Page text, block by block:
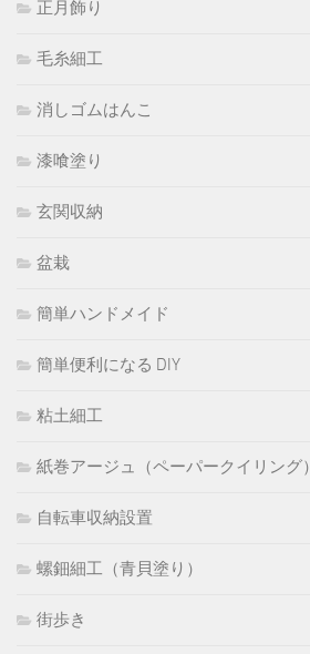
正月飾り
毛糸細工
消しゴムはんこ
漆喰塗り
玄関収納
盆栽
簡単ハンドメイド
簡単便利になる DIY
粘土細工
紙巻アージュ（ペーパークイリング）
自転車収納設置
螺鈿細工（青貝塗り）
街歩き